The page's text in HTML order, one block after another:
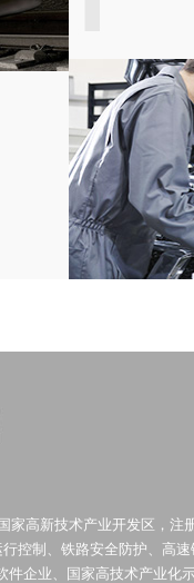
高新技术产业开发区，注
控制、铁路安全防护、高
企业、国家高技术产业化